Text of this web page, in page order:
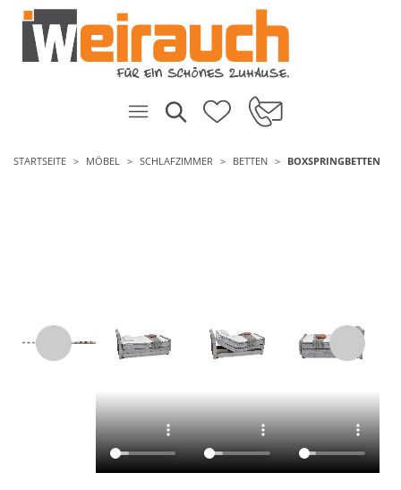
STARTSEITE MÖBEL SCHLAFZIMMER BETTEN BOXSPRINGBETTEN